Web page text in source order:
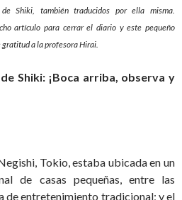
de Shiki, también traducidos por ella misma.
artículo para cerrar el diario y este pequeño
gratitud a la profesora Hirai.
Shiki: ¡Boca arriba, observa y
Tokio, estaba ubicada en un
de casas pequeñas, entre las
de entretenimiento tradicional; y el